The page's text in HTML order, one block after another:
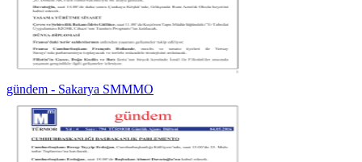
gündem - Sakarya SMMMO